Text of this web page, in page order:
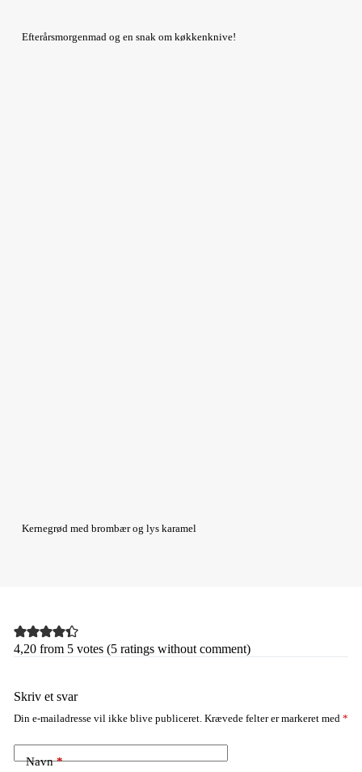
Efterårsmorgenmad og en snak om køkkenknive!
Kernegrød med brombær og lys karamel
4,20 from 5 votes (5 ratings without comment)
Skriv et svar
Din e-mailadresse vil ikke blive publiceret. Krævede felter er markeret med *
Navn*